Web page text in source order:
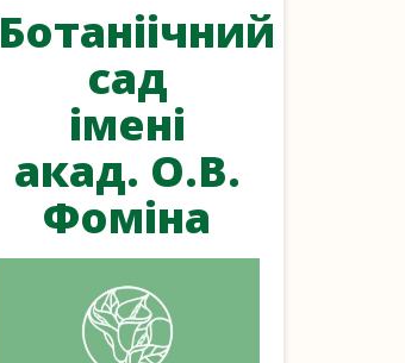
Ботаніічний
сад
імені
акад. О.В.
Фоміна